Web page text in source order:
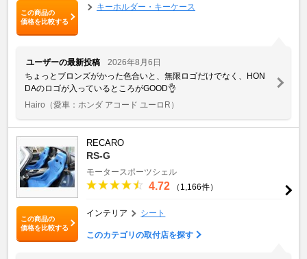
この商品の
価格を比較する
キーホルダー・キーケース
ユーザーの最新投稿
2026年8月6日
ちょっとブロンズがかった色合いと、無限ロゴだけでなく、HON
DAのロゴが入っているところがGOOD👌
Hairo （愛車：ホンダ アコード ユーロR）
この商品の
価格を比較する
RECARO
RS-G
モータースポーツシェル
4.72 （1,166件）
インテリア シート
このカテゴリの取付店を探す